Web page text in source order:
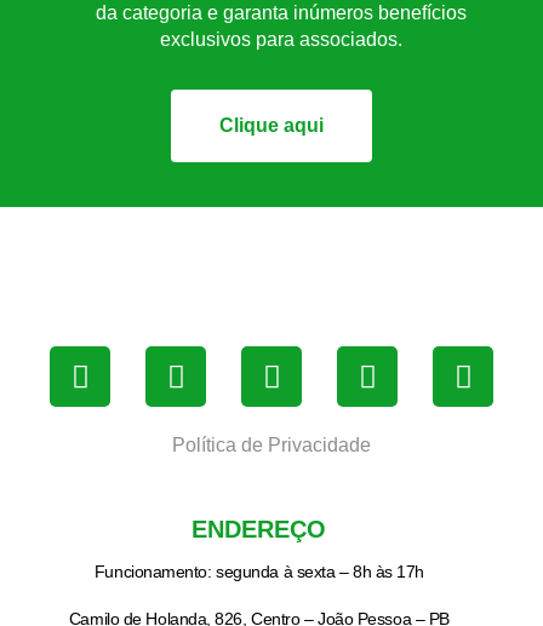
da categoria e garanta inúmeros benefícios
exclusivos para associados.
Clique aqui
Política de Privacidade
ENDEREÇO
Funcionamento: segunda à sexta – 8h às 17h
Camilo de Holanda, 826, Centro – João Pessoa – PB